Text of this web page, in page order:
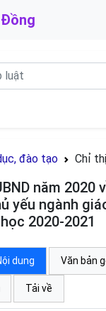
đào tạo Chỉ thị
năm 2020
yếu ngành
2020-2021
dung Văn bản
Tải về